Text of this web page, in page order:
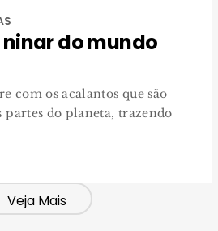
do mundo
com os acalantos que são
partes do planeta, trazendo
Veja Mais